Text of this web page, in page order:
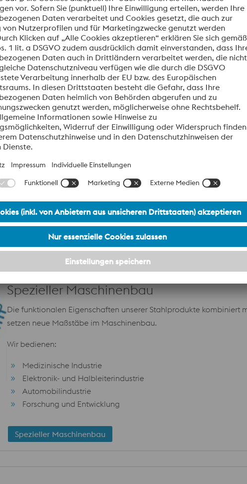
Öl & Gas
Unsere Produkte und Dienstleistungen sind in allen Bereichen
finden.
Chemische Prozess Industrie
Die Chemische Prozessindustrie umfasst Unternehmen aus
verlangt damit ein Höchstmaß an flexiblen und individuellen
Oil & Gas and CPI
Spezieller Maschinenbau
Die funktionalen Eigenschaften unserer Stahlprodukte kombiniert
setzen neue Maßstäbe im Maschinenbau.
Wir bedienen:
Medizinische Industrie
Elektronik- und Halbleiterindustrie
Automobilindustrie
Forschung und Entwicklung
Spezieller Maschinenbau